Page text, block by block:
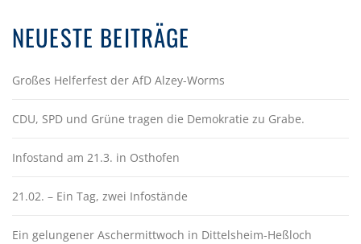
NEUESTE BEITRÄGE
Großes Helferfest der AfD Alzey-Worms
CDU, SPD und Grüne tragen die Demokratie zu Grabe.
Infostand am 21.3. in Osthofen
21.02. – Ein Tag, zwei Infostände
Ein gelungener Aschermittwoch in Dittelsheim-Heßloch